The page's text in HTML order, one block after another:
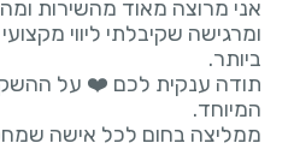
אני מרוצה מאוד מהשירות
ומרגישה שקיבלתי ליווי
תודה ענקית לכם ❤️ על
ממליצה בחום לכל אישה